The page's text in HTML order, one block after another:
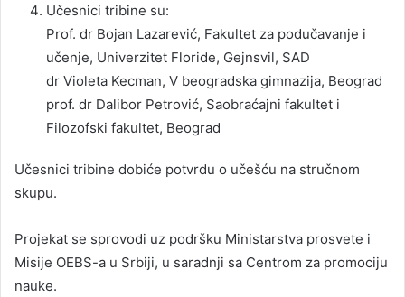
Učesnici tribine su:
Prof. dr Bojan Lazarević, Fakultet za podučavanje i
učenje, Univerzitet Floride, Gejnsvil, SAD
dr Violeta Kecman, V beogradska gimnazija, Beograd
prof. dr Dalibor Petrović, Saobraćajni fakultet i
Filozofski fakultet, Beograd
Učesnici tribine dobiće potvrdu o učešću na stručnom
skupu.
Projekat se sprovodi uz podršku Ministarstva prosvete i
Misije OEBS-a u Srbiji, u saradnji sa Centrom za promociju
nauke.